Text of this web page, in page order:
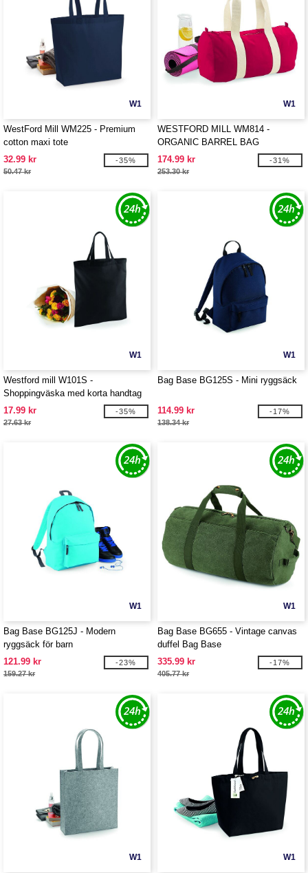
W1
WestFord Mill WM225 - Premium
cotton maxi tote
32.99 kr
50.47 kr
-35%
W1
WESTFORD MILL WM814 -
ORGANIC BARREL BAG
174.99 kr
253.30 kr
-31%
W1
Westford mill W101S -
Shoppingväska med korta handtag
17.99 kr
27.63 kr
-35%
W1
Bag Base BG125S - Mini ryggsäck
114.99 kr
138.34 kr
-17%
W1
Bag Base BG125J - Modern
ryggsäck för barn
121.99 kr
159.27 kr
-23%
W1
Bag Base BG655 - Vintage canvas
duffel Bag Base
335.99 kr
405.77 kr
-17%
W1 W1